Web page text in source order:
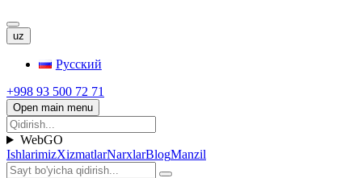
uz
Русский
+998 93 500 72 71
Open main menu
WebGO
IshlarimizXizmatlarNarxlarBlogManzil